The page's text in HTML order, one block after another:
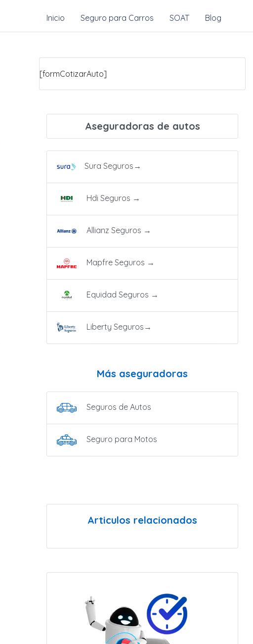
Inicio Seguro para Carros SOAT Blog
[formCotizarAuto]
Aseguradoras de autos
Sura Seguros →
Hdi Seguros →
Allianz Seguros →
Mapfre Seguros →
Equidad Seguros →
Liberty Seguros →
Más aseguradoras
Seguros de Autos
Seguro para Motos
Articulos relacionados